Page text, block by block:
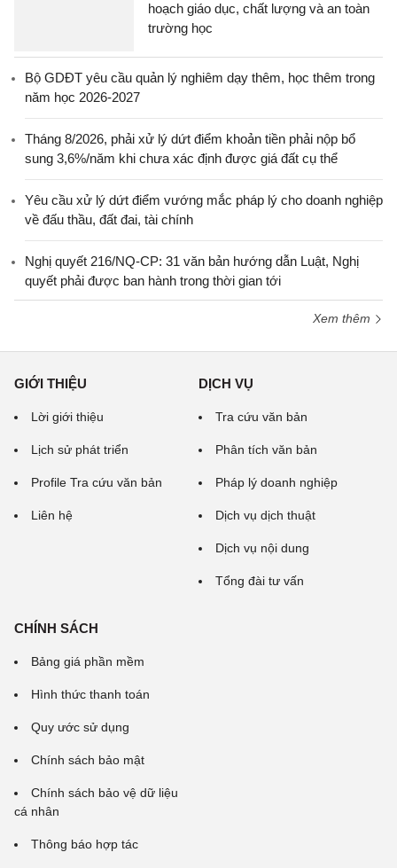
hoạch giáo dục, chất lượng và an toàn
trường học
Bộ GDĐT yêu cầu quản lý nghiêm dạy thêm, học thêm trong
năm học 2026-2027
Tháng 8/2026, phải xử lý dứt điểm khoản tiền phải nộp bổ
sung 3,6%/năm khi chưa xác định được giá đất cụ thể
Yêu cầu xử lý dứt điểm vướng mắc pháp lý cho doanh nghiệp
về đấu thầu, đất đai, tài chính
Nghị quyết 216/NQ-CP: 31 văn bản hướng dẫn Luật, Nghị
quyết phải được ban hành trong thời gian tới
Xem thêm
GIỚI THIỆU
Lời giới thiệu
Lịch sử phát triển
Profile Tra cứu văn bản
Liên hệ
DỊCH VỤ
Tra cứu văn bản
Phân tích văn bản
Pháp lý doanh nghiệp
Dịch vụ dịch thuật
Dịch vụ nội dung
Tổng đài tư vấn
CHÍNH SÁCH
Bảng giá phần mềm
Hình thức thanh toán
Quy ước sử dụng
Chính sách bảo mật
Chính sách bảo vệ dữ liệu
cá nhân
Thông báo hợp tác